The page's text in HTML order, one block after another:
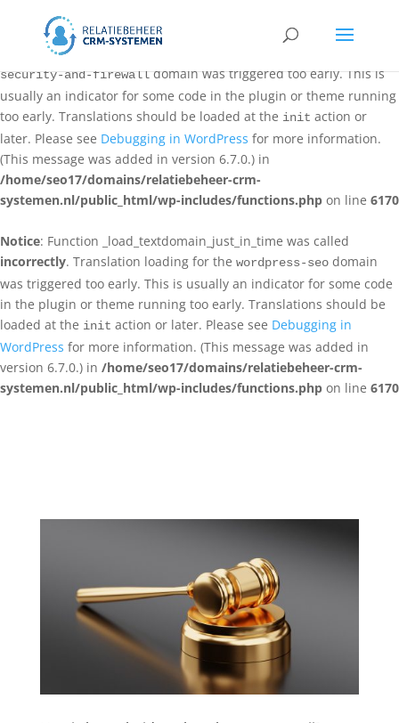
: Function _load_textdomain_just_in_time was called
incorrectly. Translation loading for the
security-and-firewalldomain was triggered too early. This is
usually an indicator for some code in the plugin or theme running
too early. Translations should be loaded at the init action or
later. Please see Debugging in WordPress for more information.
(This message was added in version 6.7.0.) in
/home/seo17/domains/relatiebeheer-crm-
systemen.nl/public_html/wp-includes/functions.php on line 6170
Notice: Function _load_textdomain_just_in_time was called
incorrectly. Translation loading for the wordpress-seo domain
was triggered too early. This is usually an indicator for some code
in the plugin or theme running too early. Translations should be
loaded at the init action or later. Please see Debugging in
WordPress for more information. (This message was added in
version 6.7.0.) in /home/seo17/domains/relatiebeheer-crm-
systemen.nl/public_html/wp-includes/functions.php on line 6170